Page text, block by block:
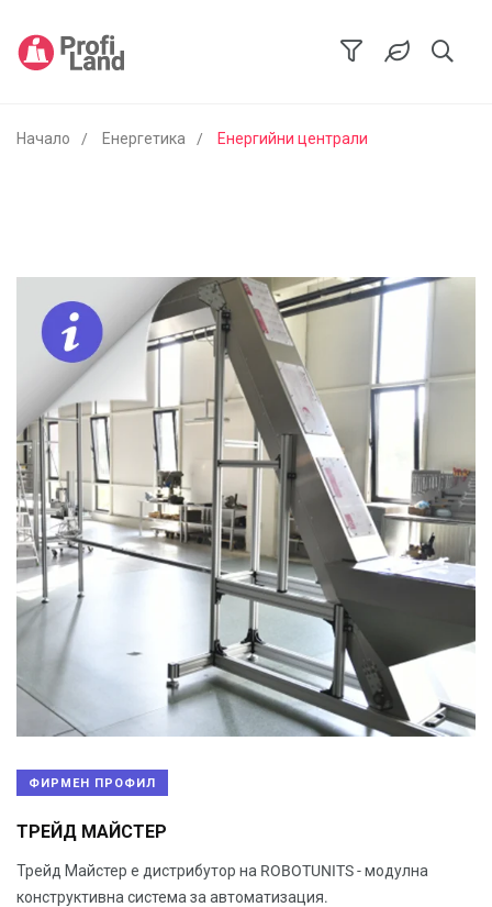
Начало Енергетика Енергийни централи
ФИРМЕН ПРОФИЛ
ТРЕЙД МАЙСТЕР
Трейд Майстер е дистрибутор на ROBOTUNITS - модулна
конструктивна система за автоматизация.